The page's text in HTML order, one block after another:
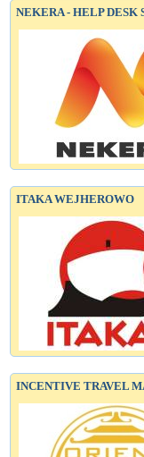
NEKERA - HELP DESK
ITAKA WEJHEROWO
INCENTIVE TRAVEL